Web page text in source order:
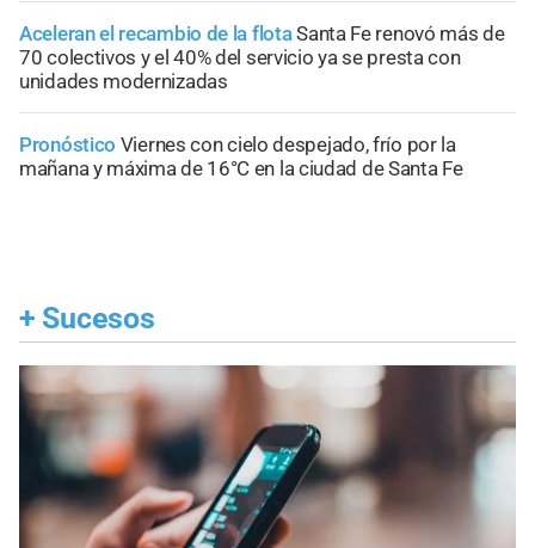
Aceleran el recambio de la flotaSanta Fe renovó más de
70 colectivos y el 40% del servicio ya se presta con
unidades modernizadas
Pronóstico Viernes con cielo despejado, frío por la
mañana y máxima de 16°C en la ciudad de Santa Fe
+ Sucesos